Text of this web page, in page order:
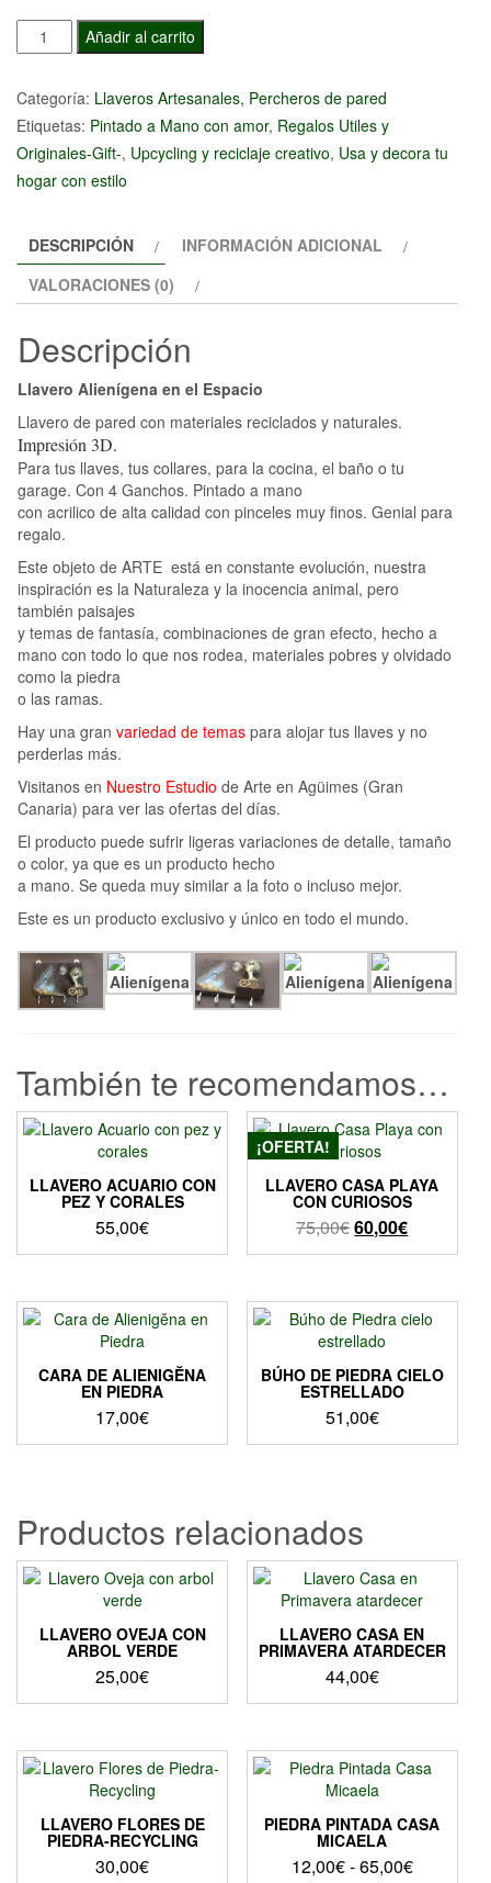
Llavero
Alienígena
Espacio
cantidad
Añadir al carrito
Categoría: Llaveros Artesanales, Percheros de pared
Etiquetas: Pintado a Mano con amor, Regalos Utiles y
Originales-Gift-, Upcycling y reciclaje creativo, Usa y decora tu
hogar con estilo
DESCRIPCIÓN
INFORMACIÓN ADICIONAL
VALORACIONES (0)
Descripción
Llavero Alienígena en el Espacio
Llavero de pared con materiales reciclados y naturales.
Impresión 3D.
Para tus llaves, tus collares, para la cocina, el baño o tu
garage. Con 4 Ganchos. Pintado a mano
con acrilico de alta calidad con pinceles muy finos. Genial para
regalo.
Este objeto de ARTE está en constante evolución, nuestra
inspiración es la Naturaleza y la inocencia animal, pero
también paisajes
y temas de fantasía, combinaciones de gran efecto, hecho a
mano con todo lo que nos rodea, materiales pobres y olvidado
como la piedra
o las ramas.
Hay una gran variedad de temas para alojar tus llaves y no
perderlas más.
Visitanos en Nuestro Estudio de Arte en Agüimes (Gran
Canaria) para ver las ofertas del días.
El producto puede sufrir ligeras variaciones de detalle, tamaño
o color, ya que es un producto hecho
a mano. Se queda muy similar a la foto o incluso mejor.
Este es un producto exclusivo y único en todo el mundo.
También te recomendamos…
LLAVERO ACUARIO CON
PEZ Y CORALES
55,00€
¡OFERTA!
LLAVERO CASA PLAYA
CON CURIOSOS
75,00€El
precio
era:
75,00€.
60,00€El
precio
es:
60,00€.
CARA DE ALIENIGĔNA
EN PIEDRA
17,00€
BÚHO DE PIEDRA CIELO
ESTRELLADO
51,00€
Productos relacionados
LLAVERO OVEJA CON
ARBOL VERDE
25,00€
LLAVERO CASA EN
PRIMAVERA ATARDECER
44,00€
LLAVERO FLORES DE
PIEDRA-RECYCLING
30,00€
PIEDRA PINTADA CASA
MICAELA
12,00€-65,00€Rango